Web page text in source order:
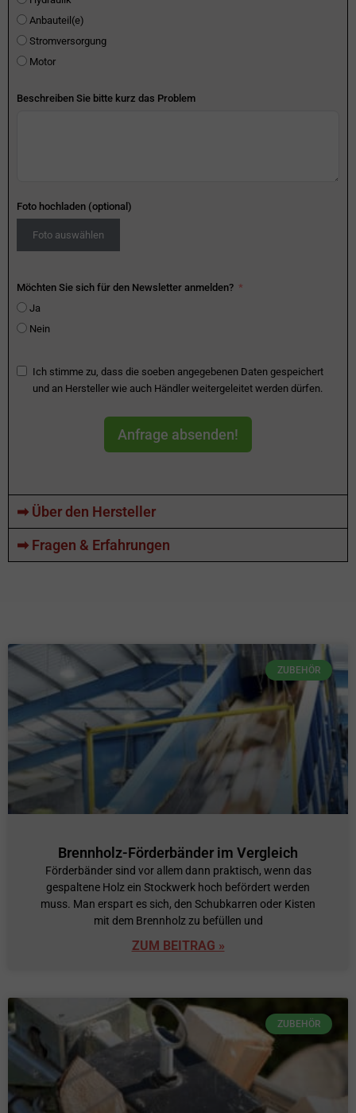
Anbauteil(e)
Stromversorgung
Motor
Beschreiben Sie bitte kurz das Problem
Foto hochladen (optional)
Foto auswählen
Möchten Sie sich für den Newsletter anmelden?
Ja
Nein
Ich stimme zu, dass die soeben angegebenen Daten gespeichert
und an Hersteller wie auch Händler weitergeleitet werden dürfen.
Anfrage absenden!
➡ Über den Hersteller
➡ Fragen & Erfahrungen
ZUBEHÖR
Brennholz-Förderbänder im Vergleich
Förderbänder sind vor allem dann praktisch, wenn das
gespaltene Holz ein Stockwerk hoch befördert werden
muss. Man erspart es sich, den Schubkarren oder Kisten
mit dem Brennholz zu befüllen und
ZUM BEITRAG »
ZUBEHÖR